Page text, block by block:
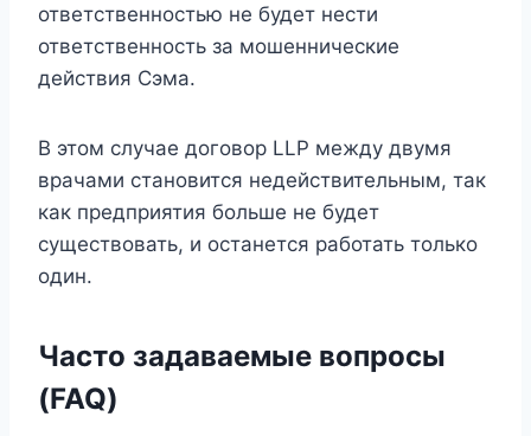
ответственностью не будет нести
ответственность за мошеннические
действия Сэма.
В этом случае договор LLP между двумя
врачами становится недействительным, так
как предприятия больше не будет
существовать, и останется работать только
один.
Часто задаваемые вопросы
(FAQ)